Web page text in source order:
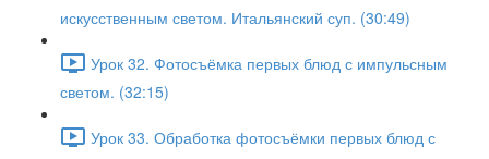
искусственным светом. Итальянский суп. (30:49)
Урок 32. Фотосъёмка первых блюд с импульсным
светом. (32:15)
Урок 33. Обработка фотосъёмки первых блюд с